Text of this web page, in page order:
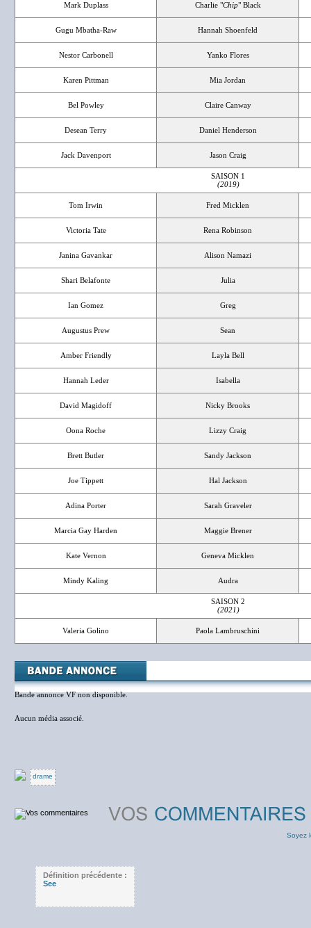
Mark Duplass Charlie "Chip" Black
Gugu Mbatha-Raw Hannah Shoenfeld
Nestor Carbonell Yanko Flores
Karen Pittman Mia Jordan
Bel Powley Claire Canway
Desean Terry Daniel Henderson
Jack Davenport Jason Craig
SAISON 1
(2019)
Tom Irwin Fred Micklen
Victoria Tate Rena Robinson
Janina Gavankar Alison Namazi
Shari Belafonte Julia
Ian Gomez Greg
Augustus Prew Sean
Amber Friendly Layla Bell
Hannah Leder Isabella
David Magidoff Nicky Brooks
Oona Roche Lizzy Craig
Brett Butler Sandy Jackson
Joe Tippett Hal Jackson
Adina Porter Sarah Graveler
Marcia Gay Harden Maggie Brener
Kate Vernon Geneva Micklen
Mindy Kaling Audra
SAISON 2
(2021)
Valeria Golino Paola Lambruschini
Bande annonce VF non disponible.
Aucun média associé.
drame
Soyez
Définition précédente :
See